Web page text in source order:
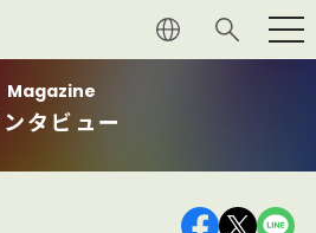
Magazine
タビュー